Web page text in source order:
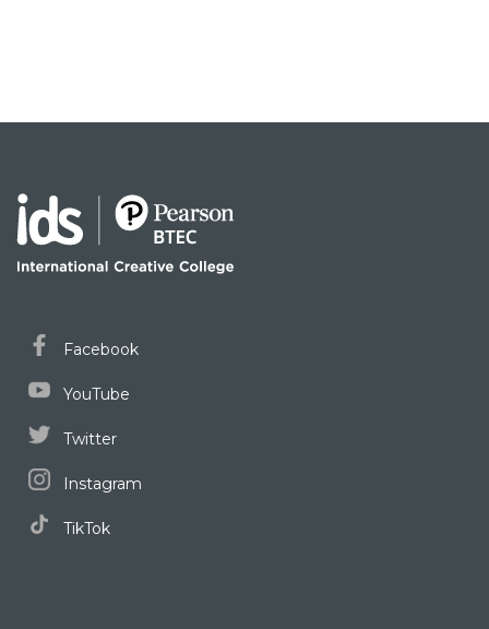
YouTube
Twitter
Instagram
TikTok